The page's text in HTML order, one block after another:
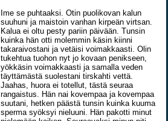
Ime se puhtaaksi. Otin puolikovan kalun
suuhuni ja maistoin vanhan kirpeän virtsan.
Kalua ei oltu pesty pariin päivään. Tunsin
kuinka hän otti molemmin käsin kiinni
takaraivostani ja vetäisi voimakkaasti. Olin
tukehtua tuohon nyt jo kovaan penikseen,
yökkäsin voimakkaasti ja samalla veden
täyttämästä suolestani tirskahti vettä.
Jaahas, huora ei totellut, tästä seuraa
rangaistus. Hän nai kovempaa ja kovempaa
suutani, hetken päästä tunsin kuinka kuuma
sperma syöksyi nieluuni. Hän pakotti minut